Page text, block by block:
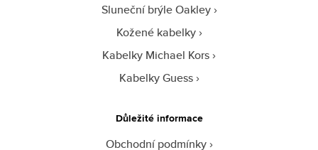
Sluneční brýle Oakley
Kožené kabelky
Kabelky Michael Kors
Kabelky Guess
Důležité informace
Obchodní podmínky